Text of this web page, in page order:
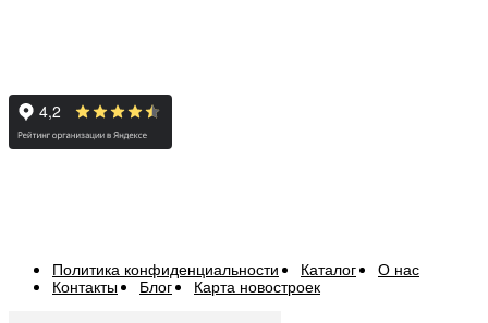
Политика конфиденциальности Каталог
О нас
Контакты
Блог Карта новостроек